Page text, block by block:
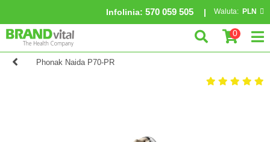
Infolinia: 570 059 505 Waluta: PLN
0
Phonak Naida P70-PR